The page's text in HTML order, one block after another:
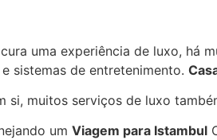
uma experiência de luxo, há
sistemas de entretenimento.
si, muitos serviços de luxo
um Viagem para Istambul